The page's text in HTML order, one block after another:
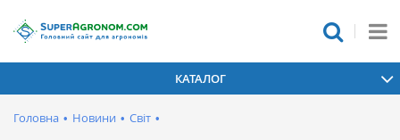
КАТАЛОГ
Головна • Новини • Світ •